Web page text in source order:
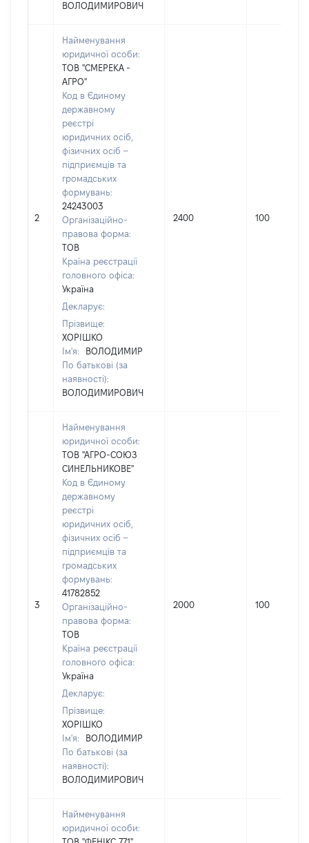
ВОЛОДИМИРОВИЧ
2
Найменування
юридичної особи:
ТОВ "СМЕРЕКА -
АГРО"
Код в Єдиному
державному
реєстрі
юридичних осіб,
фізичних осіб –
підприємців та
громадських
формувань:
24243003
Організаційно-
правова форма:
ТОВ
Країна реєстрації
головного офіса:
Україна
Декларує:
Прізвище:
ХОРІШКО
Ім'я:
ВОЛОДИМИР
По батькові (за
наявності):
ВОЛОДИМИРОВИЧ
2400 100
3
Найменування
юридичної особи:
ТОВ "АГРО-СОЮЗ
СИНЕЛЬНИКОВЕ"
Код в Єдиному
державному
реєстрі
юридичних осіб,
фізичних осіб –
підприємців та
громадських
формувань:
41782852
Організаційно-
правова форма:
ТОВ
Країна реєстрації
головного офіса:
Україна
Декларує:
Прізвище:
ХОРІШКО
Ім'я:
ВОЛОДИМИР
По батькові (за
наявності):
ВОЛОДИМИРОВИЧ
2000 100
Найменування
юридичної особи: